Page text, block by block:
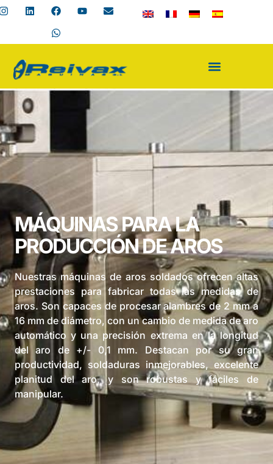
MÁQUINAS PARA LA
PRODUCCIÓN DE AROS
Nuestras máquinas de aros soldados ofrecen altas
prestaciones para fabricar todas las medidas de
aros. Son capaces de procesar alambres de 2 mm a
16 mm de diámetro, con un cambio de medida de aro
automático y una precisión extrema en la longitud
del aro de +/- 0,1 mm. Destacan por su gran
productividad, soldaduras inmejorables, excelente
planitud del aro, y son robustas y fáciles de
manipular.